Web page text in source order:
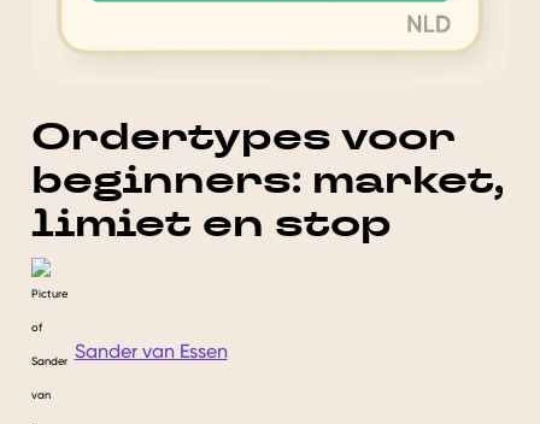
Ordertypes voor
beginners: market,
limiet en stop
Sander van Essen